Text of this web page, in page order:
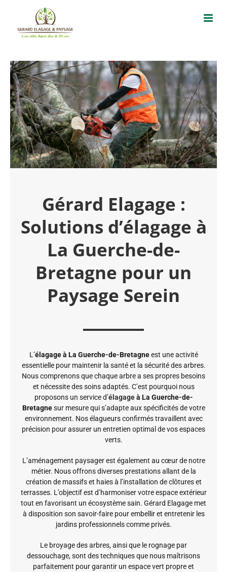
Gérard Elagage :
Solutions d’élagage à
La Guerche-de-
Bretagne pour un
Paysage Serein
L’élagage à La Guerche-de-Bretagneest une activité
essentielle pour maintenir la santé et la sécurité des arbres.
Nous comprenons que chaque arbre a ses propres besoins
et nécessite des soins adaptés. C’est pourquoi nous
proposons un service d’élagageà La Guerche-de-
Bretagnesur mesure qui s’adapte aux spécificités de votre
environnement. Nos élagueurs confirmés travaillent avec
précision pour assurer un entretien optimal de vos espaces
verts.
L’aménagement paysager est également au cœur de notre
métier. Nous offrons diverses prestations allant de la
création de massifs et haies à l’installation de clôtures et
terrasses. L’objectif est d’harmoniser votre espace extérieur
tout en favorisant un écosystème sain. Gérard Elagage met
à disposition son savoir-faire pour embellir et entretenir les
jardins professionnels comme privés.
Le broyage des arbres, ainsi que le rognage par
dessouchage, sont des techniques que nous maîtrisons
parfaitement pour garantir un espace vert propre et